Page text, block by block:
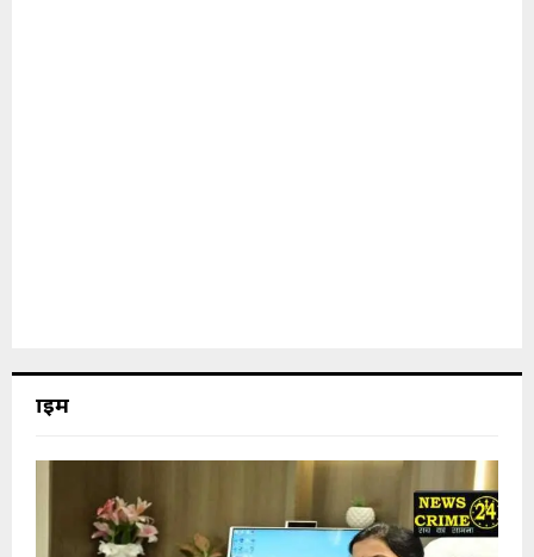
क्राइम